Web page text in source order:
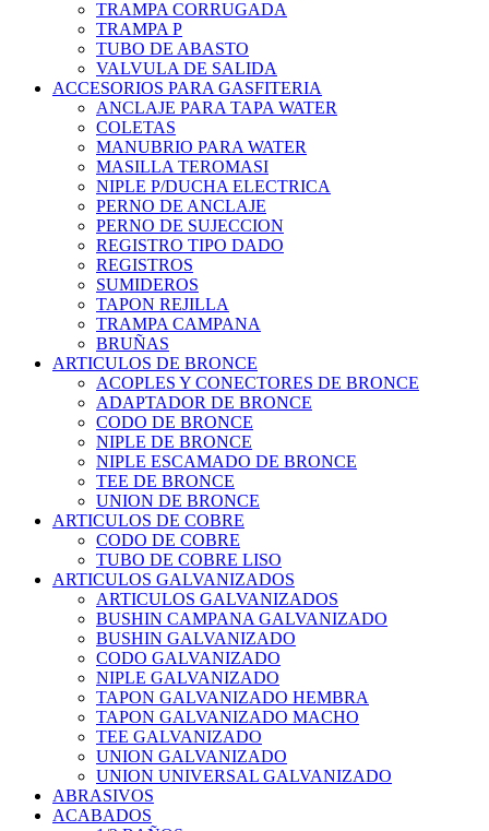
TRAMPA CORRUGADA
TRAMPA P
TUBO DE ABASTO
VALVULA DE SALIDA
ACCESORIOS PARA GASFITERIA
ANCLAJE PARA TAPA WATER
COLETAS
MANUBRIO PARA WATER
MASILLA TEROMASI
NIPLE P/DUCHA ELECTRICA
PERNO DE ANCLAJE
PERNO DE SUJECCION
REGISTRO TIPO DADO
REGISTROS
SUMIDEROS
TAPON REJILLA
TRAMPA CAMPANA
BRUÑAS
ARTICULOS DE BRONCE
ACOPLES Y CONECTORES DE BRONCE
ADAPTADOR DE BRONCE
CODO DE BRONCE
NIPLE DE BRONCE
NIPLE ESCAMADO DE BRONCE
TEE DE BRONCE
UNION DE BRONCE
ARTICULOS DE COBRE
CODO DE COBRE
TUBO DE COBRE LISO
ARTICULOS GALVANIZADOS
ARTICULOS GALVANIZADOS
BUSHIN CAMPANA GALVANIZADO
BUSHIN GALVANIZADO
CODO GALVANIZADO
NIPLE GALVANIZADO
TAPON GALVANIZADO HEMBRA
TAPON GALVANIZADO MACHO
TEE GALVANIZADO
UNION GALVANIZADO
UNION UNIVERSAL GALVANIZADO
ABRASIVOS
ACABADOS